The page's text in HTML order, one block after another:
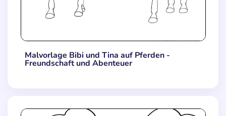
Malvorlage Bibi und Tina auf Pferden -
Freundschaft und Abenteuer